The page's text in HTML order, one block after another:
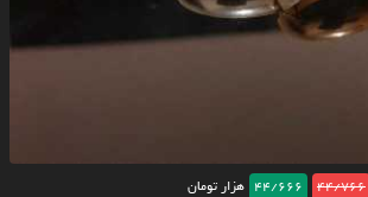
44/766
44/666 هزار تومان